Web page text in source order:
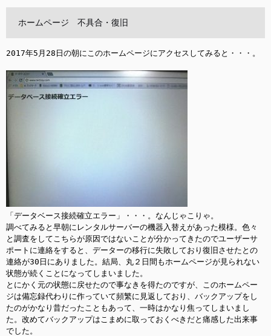
ホームページ 不具合・復旧
2017年5月28日の朝にこのホームページにアクセスしてみると・・・。
「データベース接続確立エラー」・・・。なんじゃこりゃ。
調べてみると早朝にレンタルサーバーの機器入替えがあった模様。色々
と調査をしてこちらが原因ではないことが分かってきたのでユーザーサ
ポートに連絡をすると、データーの移行に失敗しており復旧させたとの
連絡が30日にありました。結局、丸２日間もホームページが見られない
状態が続くことになってしまいました。
とにかく元の状態に戻せたので事なきを得たのですが、このホームペー
ジは備忘録代わりに作っていて頻繁に見返しており、バックアップをし
たのがかなり昔だったこともあって、一時はかなり焦ってしまいまし
た。改めてバックアップはこまめに取っておくべきだと痛感した出来事
でした。